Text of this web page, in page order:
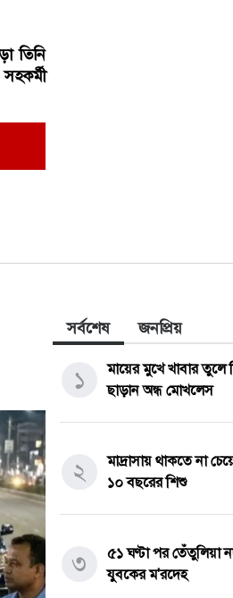
তিনি
ছুটির দিনে জুলাই
১০
জিয়ানগরে ১০ পিস
গ্রেফতার
সর্বশেষ জনপ্রিয়
১
মায়ের মুখে খাবার তুলে
ছাড়ান অন্ধ মোখলেস
২
মাদ্রাসায় থাকতে না
১০ বছরের শিশু
৩
৫১ ঘণ্টা পর তেঁতুলিয়া
যুবকের ম'রদেহ